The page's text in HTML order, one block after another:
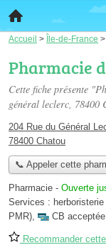
Accueil > Île-de-France >
Pharmacie
Cette fiche présente
général leclerc, 78400
204 Rue du Général
78400 Chatou
📞 Appeler cette
Pharmacie - Ouverte
Services : herboristerie
PMR), CB acceptée
Recommander